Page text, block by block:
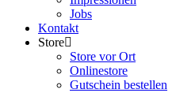
Jobs
Kontakt
Store
Store vor Ort
Onlinestore
Gutschein bestellen